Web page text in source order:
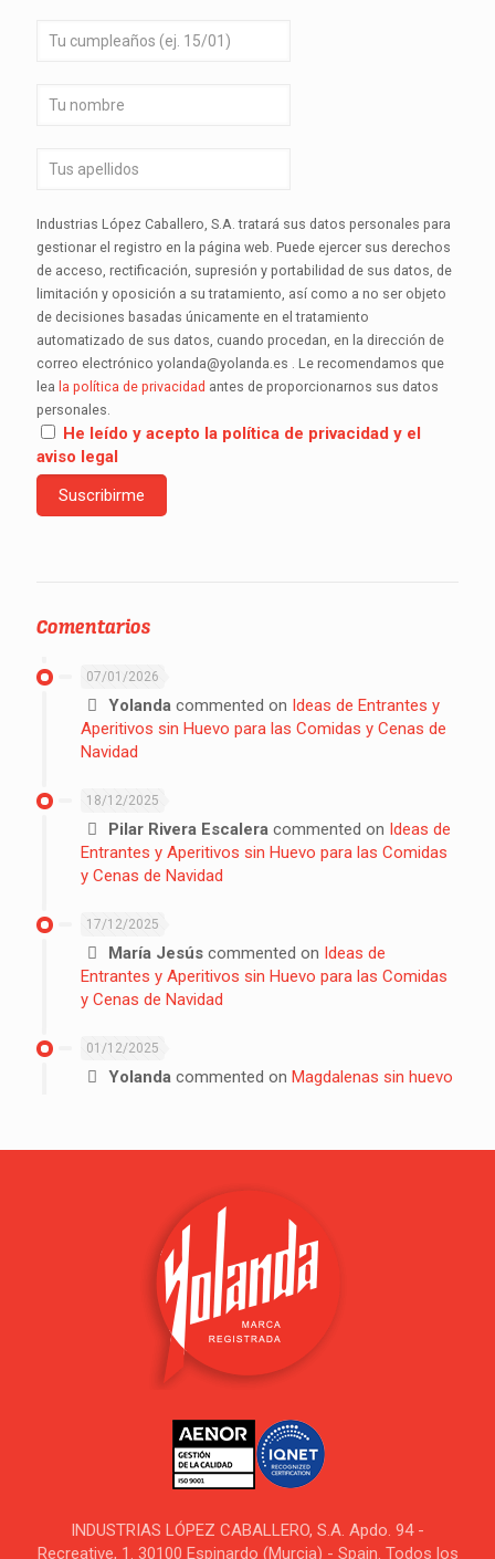
Industrias López Caballero, S.A. tratará sus datos personales para
gestionar el registro en la página web. Puede ejercer sus derechos
de acceso, rectificación, supresión y portabilidad de sus datos, de
limitación y oposición a su tratamiento, así como a no ser objeto
de decisiones basadas únicamente en el tratamiento
automatizado de sus datos, cuando procedan, en la dirección de
correo electrónico yolanda@yolanda.es . Le recomendamos que
lea la política de privacidad antes de proporcionarnos sus datos
personales.
He leído y acepto la política de privacidad y el
aviso legal
Comentarios
07/01/2026
Yolanda commented on Ideas de Entrantes y
Aperitivos sin Huevo para las Comidas y Cenas de
Navidad
18/12/2025
Pilar Rivera Escalera commented on Ideas de
Entrantes y Aperitivos sin Huevo para las Comidas
y Cenas de Navidad
17/12/2025
María Jesús commented on Ideas de
Entrantes y Aperitivos sin Huevo para las Comidas
y Cenas de Navidad
01/12/2025
Yolanda commented on Magdalenas sin huevo
INDUSTRIAS LÓPEZ CABALLERO, S.A. Apdo. 94 -
Recreative, 1. 30100 Espinardo (Murcia) - Spain. Todos los